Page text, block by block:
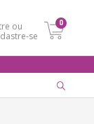
ou
se
0